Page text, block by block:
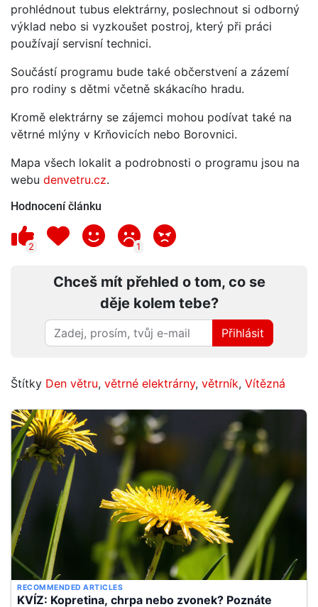
prohlédnout tubus elektrárny, poslechnout si odborný
výklad nebo si vyzkoušet postroj, který při práci
používají servisní technici.
Součástí programu bude také občerstvení a zázemí
pro rodiny s dětmi včetně skákacího hradu.
Kromě elektrárny se zájemci mohou podívat také na
větrné mlýny v Krňovicích nebo Borovnici.
Mapa všech lokalit a podrobnosti o programu jsou na
webu denvetru.cz.
Hodnocení článku
2 1
Chceš mít přehled o tom, co se
děje kolem tebe?
Přihlásit
Štítky Den větru, větrné elektrárny, větrník, Vítězná